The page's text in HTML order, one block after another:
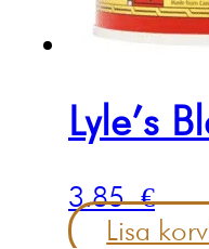
Lyle’s
3.85€
Lisa